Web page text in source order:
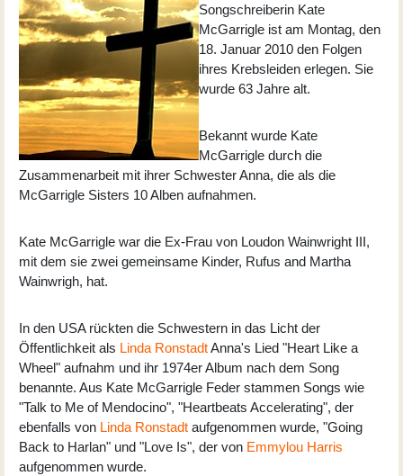
Songschreiberin Kate
McGarrigle ist am Montag, den
18. Januar 2010 den Folgen
ihres Krebsleiden erlegen. Sie
wurde 63 Jahre alt.
Bekannt wurde Kate
McGarrigle durch die
Zusammenarbeit mit ihrer Schwester Anna, die als die
McGarrigle Sisters 10 Alben aufnahmen.
Kate McGarrigle war die Ex-Frau von Loudon Wainwright III,
mit dem sie zwei gemeinsame Kinder, Rufus and Martha
Wainwrigh, hat.
In den USA rückten die Schwestern in das Licht der
Öffentlichkeit als Linda RonstadtAnna's Lied "Heart Like a
Wheel" aufnahm und ihr 1974er Album nach dem Song
benannte. Aus Kate McGarrigle Feder stammen Songs wie
"Talk to Me of Mendocino", "Heartbeats Accelerating", der
ebenfalls von Linda Ronstadt aufgenommen wurde, "Going
Back to Harlan" und "Love Is", der von Emmylou Harris
aufgenommen wurde.